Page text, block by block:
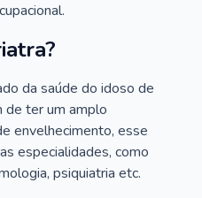
da saúde do idoso de
de ter um amplo
envelhecimento, esse
especialidades, como
psiquiatria etc.